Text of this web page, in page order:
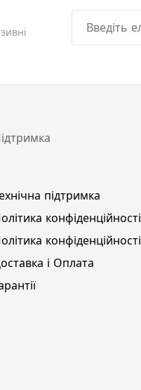
підтримка
конфіденційності
конфіденційності
і Оплата